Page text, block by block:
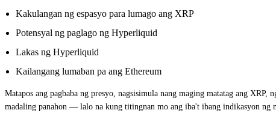
Kakulangan ng espasyo para lumago ang XRP
Potensyal ng paglago ng Hyperliquid
Lakas ng Hyperliquid
Kailangang lumaban pa ang Ethereum
Matapos ang pagbaba ng presyo, nagsisimula nang maging matatag ang
madaling panahon — lalo na kung titingnan mo ang iba't ibang indikasyon ng